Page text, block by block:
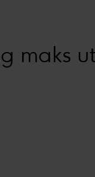
maks